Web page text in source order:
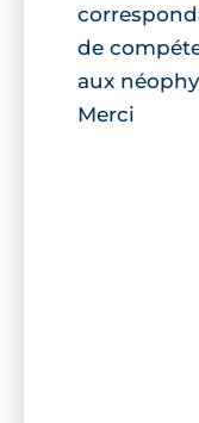
de
aux
Merci